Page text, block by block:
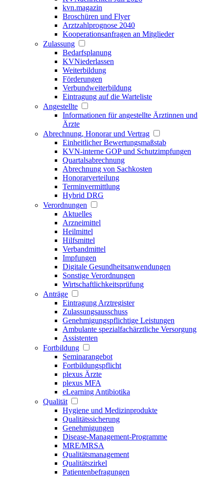
kvn.magazin
Broschüren und Flyer
Arztzahlprognose 2040
Kooperationsanfragen an Mitglieder
Zulassung
Bedarfsplanung
KVNiederlassen
Weiterbildung
Förderungen
Verbundweiterbildung
Eintragung auf die Warteliste
Angestellte
Informationen für angestellte Ärztinnen und
Ärzte
Abrechnung, Honorar und Vertrag
Einheitlicher Bewertungsmaßstab
KVN-interne GOP und Schutzimpfungen
Quartalsabrechnung
Abrechnung von Sachkosten
Honorarverteilung
Terminvermittlung
Hybrid DRG
Verordnungen
Aktuelles
Arzneimittel
Heilmittel
Hilfsmittel
Verbandmittel
Impfungen
Digitale Gesundheitsanwendungen
Sonstige Verordnungen
Wirtschaftlichkeitsprüfung
Anträge
Eintragung Arztregister
Zulassungsausschuss
Genehmigungspflichtige Leistungen
Ambulante spezialfachärztliche Versorgung
Assistenten
Fortbildung
Seminarangebot
Fortbildungspflicht
plexus Ärzte
plexus MFA
eLearning Antibiotika
Qualität
Hygiene und Medizinprodukte
Qualitätssicherung
Genehmigungen
Disease-Management-Programme
MRE/MRSA
Qualitätsmanagement
Qualitätszirkel
Patientenbefragungen